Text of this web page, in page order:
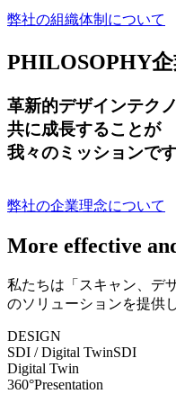
弊社の組織体制について
PHILOSOPHY
革新的デザインテク
共に成長することが
我々のミッションです
弊社の企業理念について
More effective
私たちは「スキャン、デ
のソリューションを提供
DESIGN
SDI / Digital TwinSDI
Digital Twin
360°Presentation